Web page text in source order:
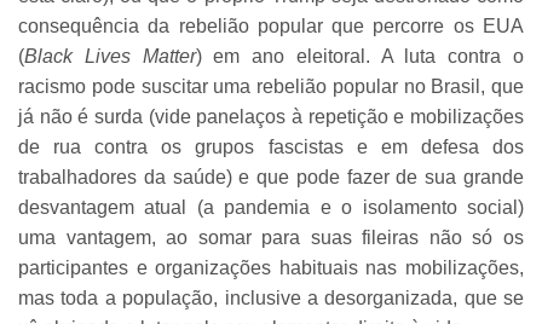
consequência da rebelião popular que percorre os EUA
(Black Lives Matter) em ano eleitoral. A luta contra o
racismo pode suscitar uma rebelião popular no Brasil, que
já não é surda (vide panelaços à repetição e mobilizações
de rua contra os grupos fascistas e em defesa dos
trabalhadores da saúde) e que pode fazer de sua grande
desvantagem atual (a pandemia e o isolamento social)
uma vantagem, ao somar para suas fileiras não só os
participantes e organizações habituais nas mobilizações,
mas toda a população, inclusive a desorganizada, que se